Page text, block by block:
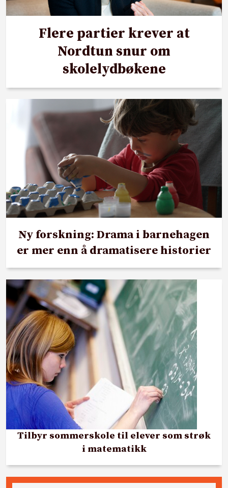
Flere partier krever at
Nordtun snur om
skolelydbøkene
Ny forskning: Drama i barnehagen
er mer enn å dramatisere historier
Tilbyr sommerskole til elever som strøk
i matematikk